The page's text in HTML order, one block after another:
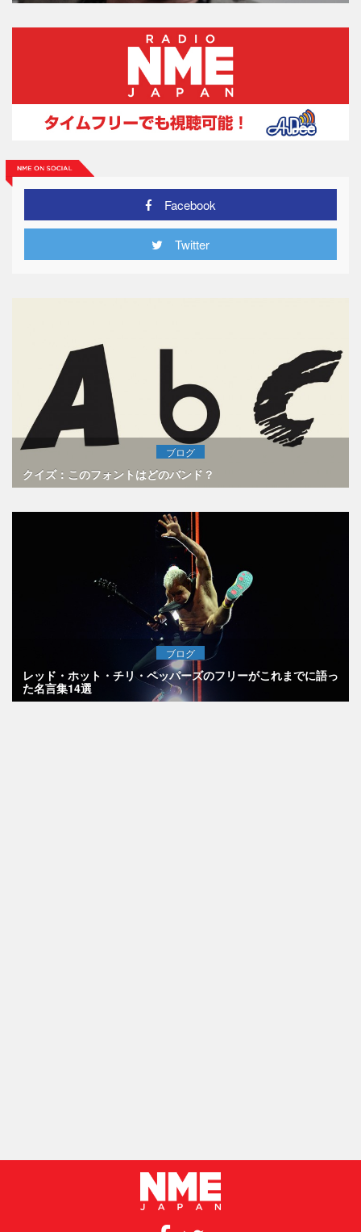
Facebook
Twitter
ブログ
クイズ：このフォントはどのバンド？
ブログ
レッド・ホット・チリ・ペッパーズのフリーがこれまでに語っ
た名言集14選